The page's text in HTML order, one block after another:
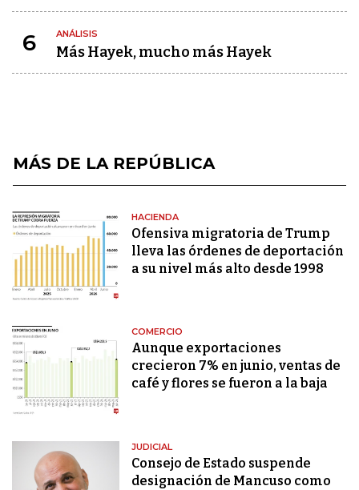
6 ANÁLISIS
Más Hayek, mucho más Hayek
MÁS DE LA REPÚBLICA
HACIENDA
Ofensiva migratoria de Trump
lleva las órdenes de deportación
a su nivel más alto desde 1998
COMERCIO
Aunque exportaciones
crecieron 7% en junio, ventas de
café y flores se fueron a la baja
JUDICIAL
Consejo de Estado suspende
designación de Mancuso como